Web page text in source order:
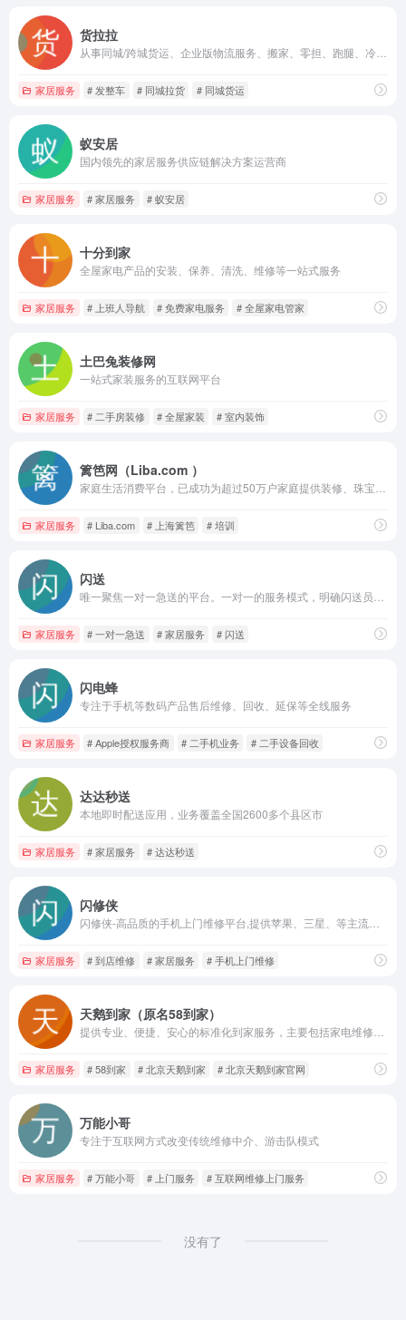
货拉拉
家居服务 # 发整车 # 同城拉货 # 同城货运
蚁安居
国内领先的家居服务供应链解决方案运营商
家居服务 # 家居服务 # 蚁安居
十分到家
全屋家电产品的安装、保养、清洗、维修等一站式服务
家居服务 # 上班人导航 # 免费家电服务 # 全屋家电管家
土巴兔装修网
一站式家装服务的互联网平台
家居服务 # 二手房装修 # 全屋家装 # 室内装饰
篱笆网（Liba.com ）
家居服务 # Liba.com # 上海篱笆 # 培训
闪送
家居服务 # 一对一急送 # 家居服务 # 闪送
闪电蜂
专注于手机等数码产品售后维修、回收、延保等全线服务
家居服务 # Apple授权服务商 # 二手机业务 # 二手设备回收
达达秒送
本地即时配送应用，业务覆盖全国2600多个县区市
家居服务 # 家居服务 # 达达秒送
闪修侠
家居服务 # 到店维修 # 家居服务 # 手机上门维修
天鹅到家（原名58到家）
家居服务 # 58到家 # 北京天鹅到家 # 北京天鹅到家官网
万能小哥
专注于互联网方式改变传统维修中介、游击队模式
家居服务 # 万能小哥 # 上门服务 # 互联网维修上门服务
没有了